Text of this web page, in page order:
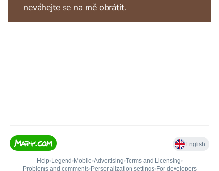
neváhejte se na mě obrátit.